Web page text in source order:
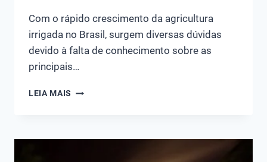
Com o rápido crescimento da agricultura
irrigada no Brasil, surgem diversas dúvidas
devido à falta de conhecimento sobre as
principais…
LEIA MAIS QUAL
IRRIGAÇÃO